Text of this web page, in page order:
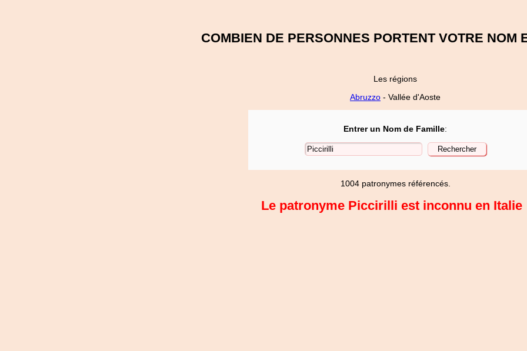
COMBIEN DE PERSONNES PORTENT VOTRE NOM
Les régions
Abruzzo - Vallée d'Aoste
Entrer un Nom de Famille:
1004 patronymes référencés.
Le patronyme Piccirilli est inconnu en Italie